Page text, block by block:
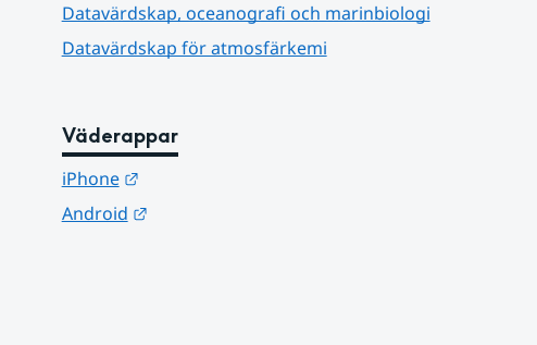
Datavärdskap, oceanografi och marinbiologi
Datavärdskap för atmosfärkemi
Väderappar
iPhone
Länk till annan webbplats.
Android
Länk till annan webbplats.